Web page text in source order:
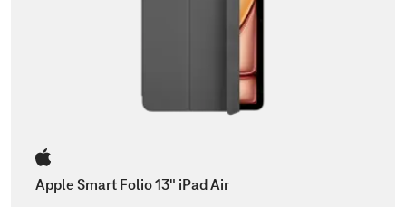
Apple Smart Folio 13" iPad Air